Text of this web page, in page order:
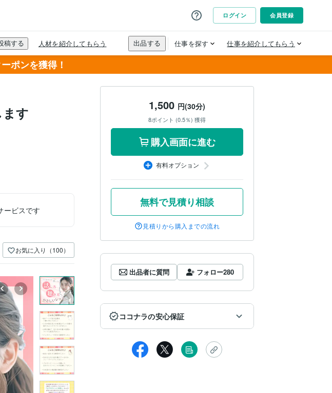
ポンを獲得！
す
ービスです
お気に入り（100）
1,500 円(30分)
8ポイント (0.5％) 獲得
購入画面に進む
有料オプション
無料で見積り相談
見積りから購入までの流れ
出品者に質問 フォロー280
ココナラの安心保証